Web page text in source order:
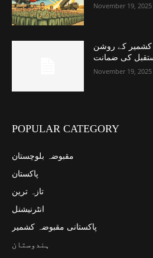
November 19, 2025
کشمیر کے روشن
کی ضمانت
November 19, 2025
POPULAR CATEGORY
مقبوضہ بلوچستان
پاکستان
تازہ ترین
انٹرنیشنل
پاکستانی مقبوضہ کشمیر
ہندوستان